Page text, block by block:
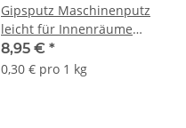
Gipsputz Maschinenputz
leicht für Innenräume
DOLINA NIDY ALFA 30Kg Wie
MP75L
8,95 € *
0,30 € pro 1 kg